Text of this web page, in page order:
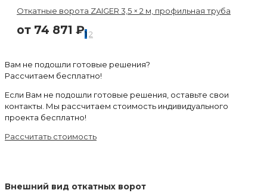
Откатные ворота ZAIGER 3,5 × 2 м, профильная труба
от 74 871 ₽1 2
Вам не подошли готовые решения?
Рассчитаем бесплатно!
Если Вам не подошли готовые решения, оставьте свои
контакты. Мы рассчитаем стоимость индивидуального
проекта бесплатно!
Рассчитать стоимость
Внешний вид откатных ворот